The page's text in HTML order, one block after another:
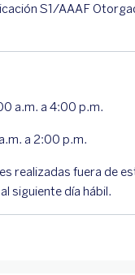
S1/AAAF
a.m. a 4:00 p.m.
a 2:00 p.m.
realizadas fuera de
siguiente día hábil.